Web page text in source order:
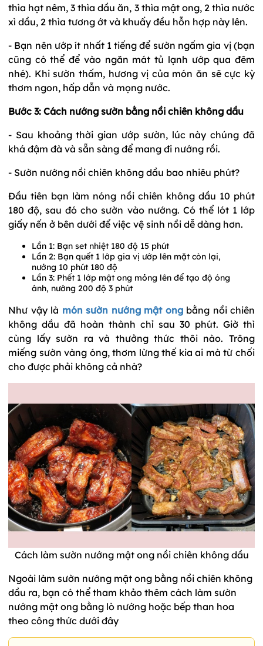
thìa hạt nêm, 3 thìa dầu ăn, 3 thìa mật ong, 2 thìa nước
xì dầu, 2 thìa tương ớt và khuấy đều hỗn hợp này lên.
- Bạn nên ướp ít nhất 1 tiếng để sườn ngấm gia vị (bạn
cũng có thể để vào ngăn mát tủ lạnh ướp qua đêm
nhé). Khi sườn thấm, hương vị của món ăn sẽ cực kỳ
thơm ngon, hấp dẫn và mọng nước.
Bước 3: Cách nướng sườn bằng nồi chiên không dầu
- Sau khoảng thời gian ướp sườn, lúc này chúng đã
khá đậm đà và sẵn sàng để mang đi nướng rồi.
- Sườn nướng nồi chiên không dầu bao nhiêu phút?
Đầu tiên bạn làm nóng nồi chiên không dầu 10 phút
180 độ, sau đó cho sườn vào nướng. Có thể lót 1 lớp
giấy nến ở bên dưới để việc vệ sinh nồi dễ dàng hơn.
Lần 1: Bạn set nhiệt 180 độ 15 phút
Lần 2: Bạn quết 1 lớp gia vị ướp lên mặt còn lại,
nướng 10 phút 180 độ
Lần 3: Phết 1 lớp mật ong mỏng lên để tạo độ óng
ánh, nướng 200 độ 3 phút
Như vậy là món sườn nướng mật ongbằng nồi chiên
không dầu đã hoàn thành chỉ sau 30 phút. Giờ thì
cùng lấy sườn ra và thưởng thức thôi nào. Trông
miếng sườn vàng óng, thơm lừng thế kia ai mà từ chối
cho được phải không cả nhà?
Cách làm sườn nướng mật ong nồi chiên không dầu
Ngoài làm sườn nướng mật ong bằng nồi chiên không
dầu ra, bạn có thể tham khảo thêm cách làm sườn
nướng mật ong bằng lò nướng hoặc bếp than hoa
theo công thức dưới đây